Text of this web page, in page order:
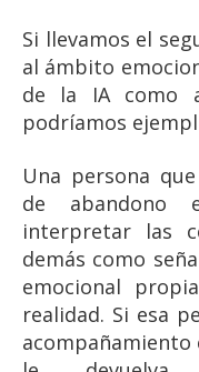
Si llevamos el
al ámbito
de la IA como
podríamos
Una persona
de abandono
interpretar las
demás como
emocional
realidad. Si esa
acompañamiento